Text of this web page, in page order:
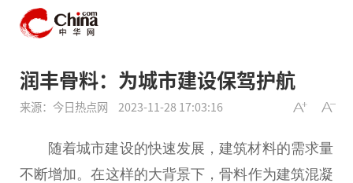
润丰骨料：为城市建设保驾护航
来源：今日热点网 2023-11-28 17:03:16
随着城市建设的快速发展，建筑材料的需求量
不断增加。在这样的大背景下，骨料作为建筑混凝